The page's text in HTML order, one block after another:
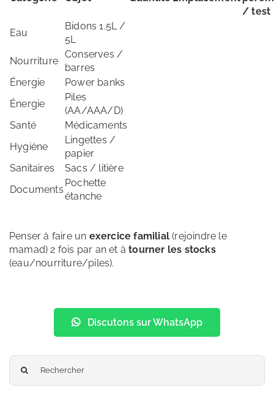
/ test
Eau
Bidons 1.5L /
5L
Nourriture
Conserves /
barres
Énergie
Power banks
Énergie
Piles
(AA/AAA/D)
Santé
Médicaments
Hygiène
Lingettes /
papier
Sanitaires
Sacs / litière
Documents
Pochette
étanche
Penser à faire un exercice familial(rejoindre le
mamad) 2 fois par an et àtourner les stocks
(eau/nourriture/piles).
Discutons sur WhatsApp
Search
for: